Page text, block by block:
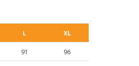
L XL
91 96